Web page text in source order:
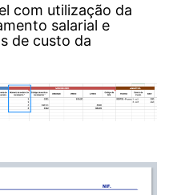
com utilização da
salarial e
de custo da